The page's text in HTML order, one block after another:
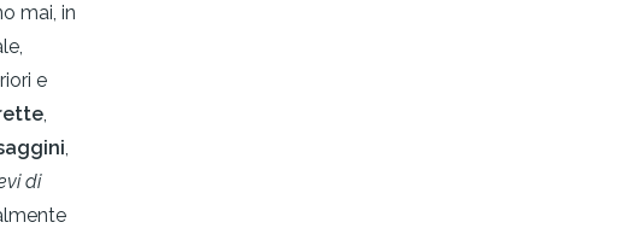
mai, in
e
,
,
di